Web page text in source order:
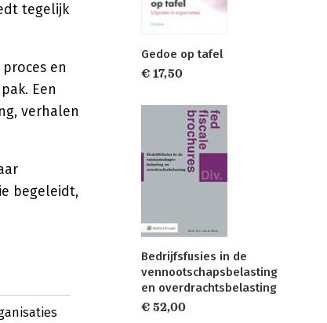
tegelijk
en
Een
verhalen
begeleidt,
Gedoe op tafel
€ 17,50
Bedrijfsfusies in de
vennootschapsbelasting
en overdrachtsbelasting
€ 52,00